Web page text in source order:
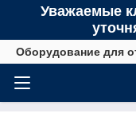
Уважаемые
Оборудование для